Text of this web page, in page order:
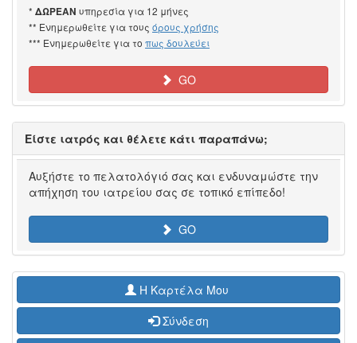
* ΔΩΡΕΑΝ υπηρεσία για 12 μήνες
** Ενημερωθείτε για τους όρους χρήσης
*** Ενημερωθείτε για το πως δουλεύει
GO
Είστε ιατρός και θέλετε κάτι παραπάνω;
Αυξήστε το πελατολόγιό σας και ενδυναμώστε την
απήχηση του ιατρείου σας σε τοπικό επίπεδο!
GO
H Καρτέλα Μου
Σύνδεση